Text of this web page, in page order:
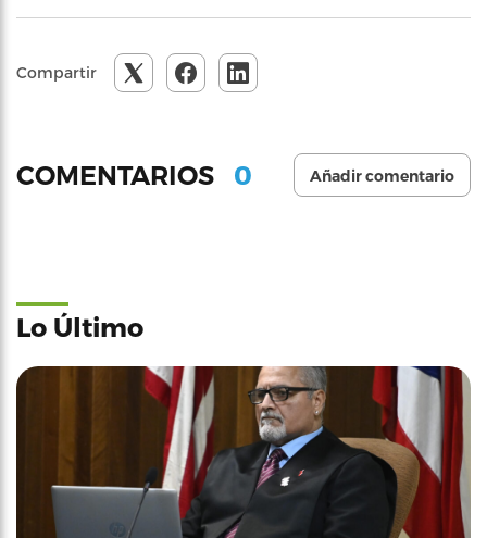
Compartir
COMENTARIOS 0 Añadir comentario
Lo Último